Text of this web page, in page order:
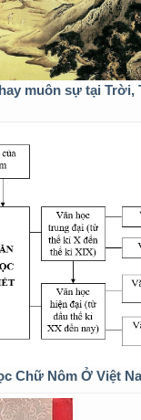
muôn sự tại Trời,
Chữ Nôm Ở Việt